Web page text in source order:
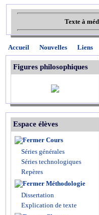
Texte à
Accueil Nouvelles Liens
Figures philosophiques
Espace élèves
Cours
Séries générales
Séries technologiques
Repères
Méthodologie
Dissertation
Explication de texte